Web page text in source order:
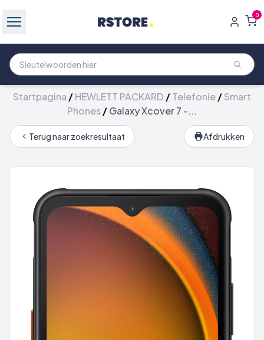
0
Startpagina /HEWLETT PACKARD /Telefonie/Smart
Phones/Galaxy Xcover 7 -...
Terug naar zoekresultaat Afdrukken